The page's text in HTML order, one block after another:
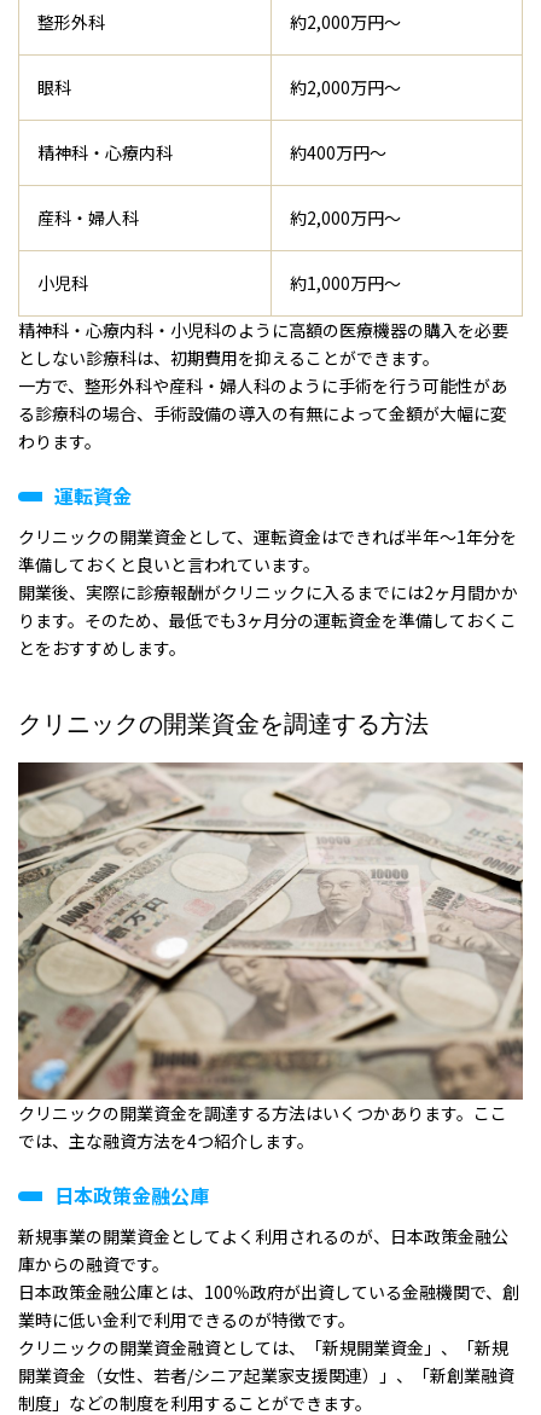
整形外科 約2,000万円～
眼科 約2,000万円～
精神科・心療内科 約400万円～
産科・婦人科 約2,000万円～
小児科
約1,000万円～
精神科・心療内科・小児科のように高額の医療機器の購入を必要
としない診療科は、初期費用を抑えることができます。
一方で、整形外科や産科・婦人科のように手術を行う可能性があ
る診療科の場合、手術設備の導入の有無によって金額が大幅に変
わります。
運転資金
クリニックの開業資金として、運転資金はできれば半年～1年分を
準備しておくと良いと言われています。
開業後、実際に診療報酬がクリニックに入るまでには2ヶ月間かか
ります。そのため、最低でも3ヶ月分の運転資金を準備しておくこ
とをおすすめします。
クリニックの開業資金を調達する方法
クリニックの開業資金を調達する方法はいくつかあります。ここ
では、主な融資方法を4つ紹介します。
日本政策金融公庫
新規事業の開業資金としてよく利用されるのが、日本政策金融公
庫からの融資です。
日本政策金融公庫とは、100％政府が出資している金融機関で、創
業時に低い金利で利用できるのが特徴です。
クリニックの開業資金融資としては、「新規開業資金」、「新規
開業資金（女性、若者/シニア起業家支援関連）」、「新創業融資
制度」などの制度を利用することができます。